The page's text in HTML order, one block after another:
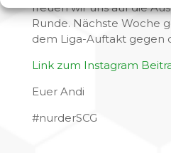
freuen wir uns auf die
Runde. Nächste Woche
dem Liga-Auftakt gegen
Link zum Instagram
Euer Andi
#nurderSCG